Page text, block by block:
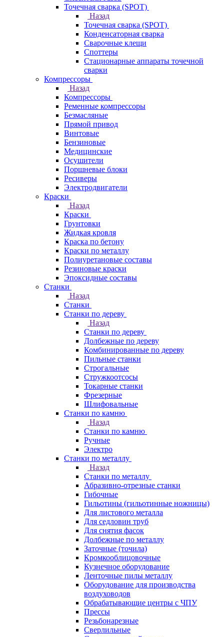
Точечная сварка (SPOT)
Назад
Точечная сварка (SPOT)
Конденсаторная сварка
Сварочные клещи
Споттеры
Стационарные аппараты точечной
сварки
Компрессоры
Назад
Компрессоры
Ременные компрессоры
Безмасляные
Прямой привод
Винтовые
Бензиновые
Медицинские
Осушители
Поршневые блоки
Ресиверы
Электродвигатели
Краски
Назад
Краски
Грунтовки
Жидкая кровля
Краска по бетону
Краски по металлу
Полиуретановые составы
Резиновые краски
Эпоксидные составы
Станки
Назад
Станки
Станки по дереву
Назад
Станки по дереву
Долбежные по дереву
Комбинированные по дереву
Пильные станки
Строгальные
Стружкоотсосы
Токарные станки
Фрезерные
Шлифовальные
Станки по камню
Назад
Станки по камню
Ручные
Электро
Станки по металлу
Назад
Станки по металлу
Абразивно-отрезные станки
Гибочные
Гильотины (гильотинные ножницы)
Для листового металла
Для седловин труб
Для снятия фасок
Долбежные по металлу
Заточные (точила)
Кромкооблицовочные
Кузнечное оборудование
Ленточные пилы металлу
Оборудование для производства
воздуховодов
Обрабатывающие центры с ЧПУ
Прессы
Резьбонарезные
Сверлильные